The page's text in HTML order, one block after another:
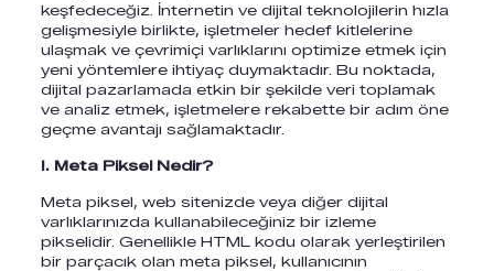
keşfedeceğiz. İnternetin ve dijital teknolojilerin hızla
gelişmesiyle birlikte, işletmeler hedef kitlelerine
ulaşmak ve çevrimiçi varlıklarını optimize etmek için
yeni yöntemlere ihtiyaç duymaktadır. Bu noktada,
dijital pazarlamada etkin bir şekilde veri toplamak
ve analiz etmek, işletmelere rekabette bir adım öne
geçme avantajı sağlamaktadır.
I. Meta Piksel Nedir?
Meta piksel, web sitenizde veya diğer dijital
varlıklarınızda kullanabileceğiniz bir izleme
pikselidir. Genellikle HTML kodu olarak yerleştirilen
bir parçacık olan meta piksel, kullanıcının